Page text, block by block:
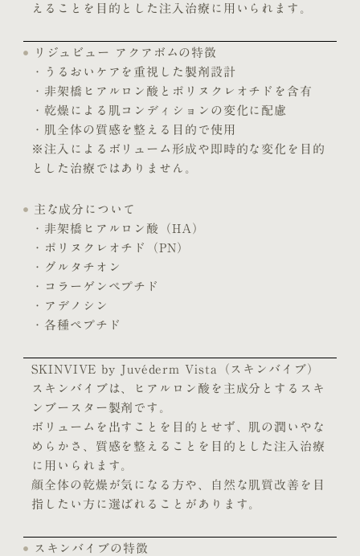
えることを目的とした注入治療に用いられます。
リジュビュー アクアボムの特徴
・うるおいケアを重視した製剤設計
・非架橋ヒアルロン酸とポリヌクレオチドを含有
・乾燥による肌コンディションの変化に配慮
・肌全体の質感を整える目的で使用
※注入によるボリューム形成や即時的な変化を目的
とした治療ではありません。
主な成分について
・非架橋ヒアルロン酸（HA）
・ポリヌクレオチド（PN）
・グルタチオン
・コラーゲンペプチド
・アデノシン
・各種ペプチド
SKINVIVE by Juvéderm Vista（スキンバイブ）
スキンバイブは、ヒアルロン酸を主成分とするスキ
ンブースター製剤です。
ボリュームを出すことを目的とせず、肌の潤いやな
めらかさ、質感を整えることを目的とした注入治療
に用いられます。
顔全体の乾燥が気になる方や、自然な肌質改善を目
指したい方に選ばれることがあります。
スキンバイブの特徴